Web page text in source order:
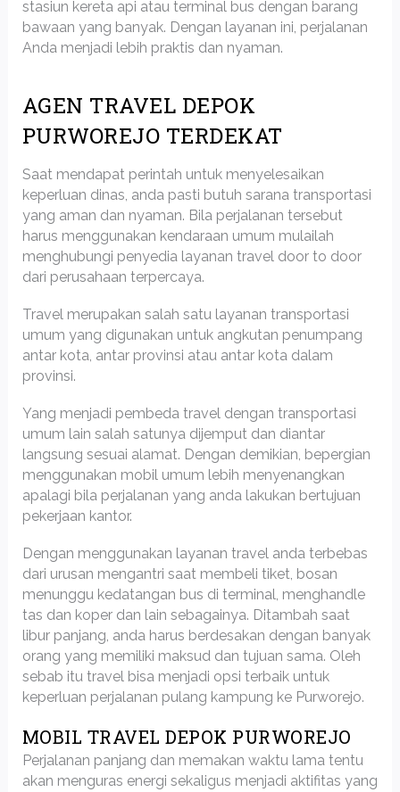
stasiun kereta api atau terminal bus dengan barang
bawaan yang banyak. Dengan layanan ini, perjalanan
Anda menjadi lebih praktis dan nyaman.
AGEN TRAVEL DEPOK
PURWOREJO TERDEKAT
Saat mendapat perintah untuk menyelesaikan
keperluan dinas, anda pasti butuh sarana transportasi
yang aman dan nyaman. Bila perjalanan tersebut
harus menggunakan kendaraan umum mulailah
menghubungi penyedia layanan travel door to door
dari perusahaan terpercaya.
Travel merupakan salah satu layanan transportasi
umum yang digunakan untuk angkutan penumpang
antar kota, antar provinsi atau antar kota dalam
provinsi.
Yang menjadi pembeda travel dengan transportasi
umum lain salah satunya dijemput dan diantar
langsung sesuai alamat. Dengan demikian, bepergian
menggunakan mobil umum lebih menyenangkan
apalagi bila perjalanan yang anda lakukan bertujuan
pekerjaan kantor.
Dengan menggunakan layanan travel anda terbebas
dari urusan mengantri saat membeli tiket, bosan
menunggu kedatangan bus di terminal, menghandle
tas dan koper dan lain sebagainya. Ditambah saat
libur panjang, anda harus berdesakan dengan banyak
orang yang memiliki maksud dan tujuan sama. Oleh
sebab itu travel bisa menjadi opsi terbaik untuk
keperluan perjalanan pulang kampung ke Purworejo.
MOBIL TRAVEL DEPOK PURWOREJO
Perjalanan panjang dan memakan waktu lama tentu
akan menguras energi sekaligus menjadi aktifitas yang